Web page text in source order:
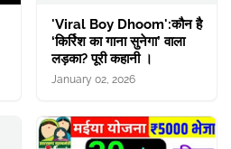
'Viral Boy Dhoom':कौन है
‘किर्रिश का गाना सुनेगा’ वाला
लड़का? पूरी कहानी ।
January 02, 2026